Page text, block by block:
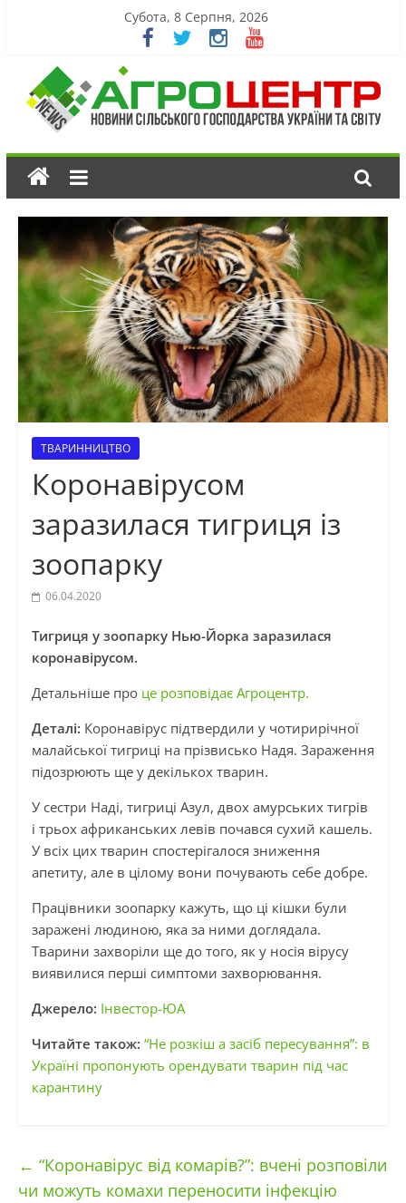
Субота, 8 Серпня, 2026
ТВАРИННИЦТВО
Коронавірусом
заразилася тигриця із
зоопарку
06.04.2020
Тигриця у зоопарку Нью-Йорка заразилася
коронавірусом.
Детальніше про це розповідає Агроцентр.
Деталі: Коронавірус підтвердили у чотирирічної
малайської тигриці на прізвисько Надя. Зараження
підозрюють ще у декількох тварин.
У сестри Наді, тигриці Азул, двох амурських тигрів
і трьох африканських левів почався сухий кашель.
У всіх цих тварин спостерігалося зниження
апетиту, але в цілому вони почувають себе добре.
Працівники зоопарку кажуть, що ці кішки були
заражені людиною, яка за ними доглядала.
Тварини захворіли ще до того, як у носія вірусу
виявилися перші симптоми захворювання.
Джерело: Інвестор-ЮА
Читайте також: “Не розкіш а засіб пересування”: в
Україні пропонують орендувати тварин під час
карантину
← “Коронавірус від комарів?”: вчені розповіли
чи можуть комахи переносити інфекцію